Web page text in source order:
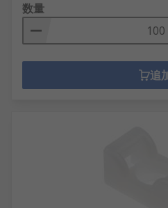
数量
追